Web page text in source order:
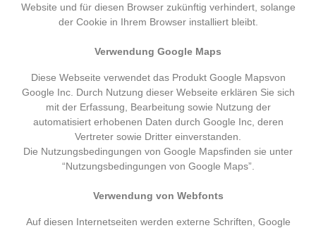
Website und für diesen Browser zukünftig verhindert, solange
der Cookie in Ihrem Browser installiert bleibt.
Verwendung Google Maps
Diese Webseite verwendet das Produkt Google Mapsvon
Google Inc. Durch Nutzung dieser Webseite erklären Sie sich
mit der Erfassung, Bearbeitung sowie Nutzung der
automatisiert erhobenen Daten durch Google Inc, deren
Vertreter sowie Dritter einverstanden.
Die Nutzungsbedingungen von Google Mapsfinden sie unter
“Nutzungsbedingungen von Google Maps”.
Verwendung von Webfonts
Auf diesen Internetseiten werden externe Schriften, Google